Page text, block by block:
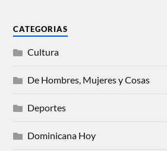
CATEGORIAS
Cultura
De Hombres, Mujeres y Cosas
Deportes
Dominicana Hoy